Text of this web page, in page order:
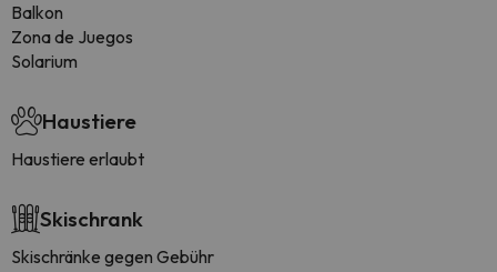
Balkon
Zona de Juegos
Solarium
Haustiere
Haustiere erlaubt
Skischrank
Skischränke gegen Gebühr